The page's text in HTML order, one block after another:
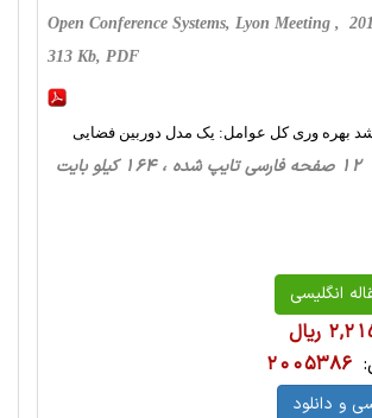
Open Conference Systems, Lyon Meeting ,
313 Kb, PDF
بهره وری کل عوامل: یک مدل دوربین فضایی
، کلیه گرایش ها، 12 صفحه فارسی تایپ شده ، 164 کیلو بایت
انگلیسی
ریال
2005386
و دانلود